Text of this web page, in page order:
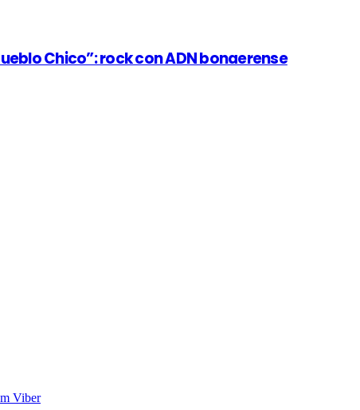
Chico”: rock con ADN bonaerense
Viber